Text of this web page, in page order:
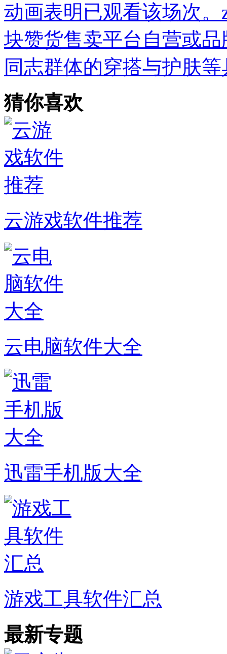
动画表明已观看该场次。
块赞货售卖平台自营或
同志群体的穿搭与护肤
猜你喜欢
云游戏软件推荐
云电脑软件大全
迅雷手机版大全
游戏工具软件汇总
最新专题